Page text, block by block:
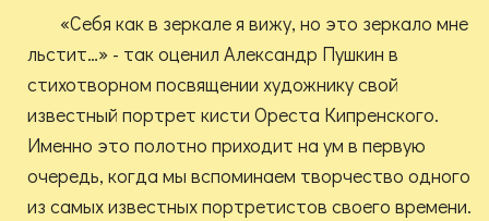
«Себя как в зеркале я вижу, но это зеркало мне
льстит…» - так оценил Александр Пушкин в
стихотворном посвящении художнику свой
известный портрет кисти Ореста Кипренского.
Именно это полотно приходит на ум в первую
очередь, когда мы вспоминаем творчество одного
из самых известных портретистов своего времени.